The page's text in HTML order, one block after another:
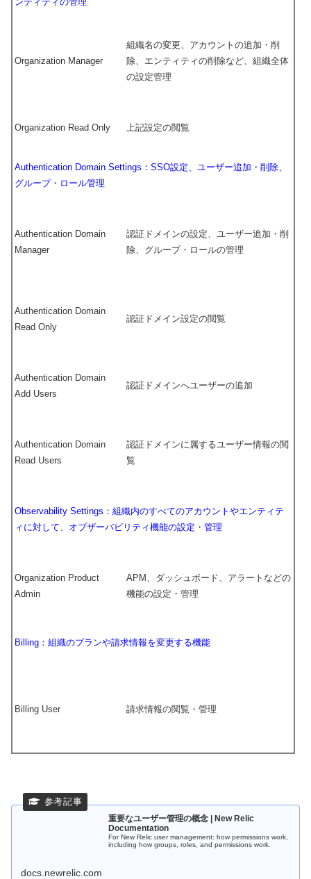
Organization Manager
組織名の変更、アカウントの追加・削
除、エンティティの削除など、組織全体
の設定管理
Organization Read Only 上記設定の閲覧
Authentication Domain Settings：SSO設定、ユーザー追加・削除、
グループ・ロール管理
Authentication Domain
Manager
認証ドメインの設定、ユーザー追加・削
除、グループ・ロールの管理
Authentication Domain
Read Only
認証ドメイン設定の閲覧
Authentication Domain
Add Users
認証ドメインへユーザーの追加
Authentication Domain
Read Users
認証ドメインに属するユーザー情報の閲
覧
Observability Settings：組織内のすべてのアカウントやエンティテ
ィに対して、オブザーバビリティ機能の設定・管理
Organization Product
Admin
APM、ダッシュボード、アラートなどの
機能の設定・管理
Billing：組織のプランや請求情報を変更する機能
Billing User 請求情報の閲覧・管理
重要なユーザー管理の概念 | New Relic
Documentation
For New Relic user management: how permissions work,
including how groups, roles, and permissions work.
docs.newrelic.com